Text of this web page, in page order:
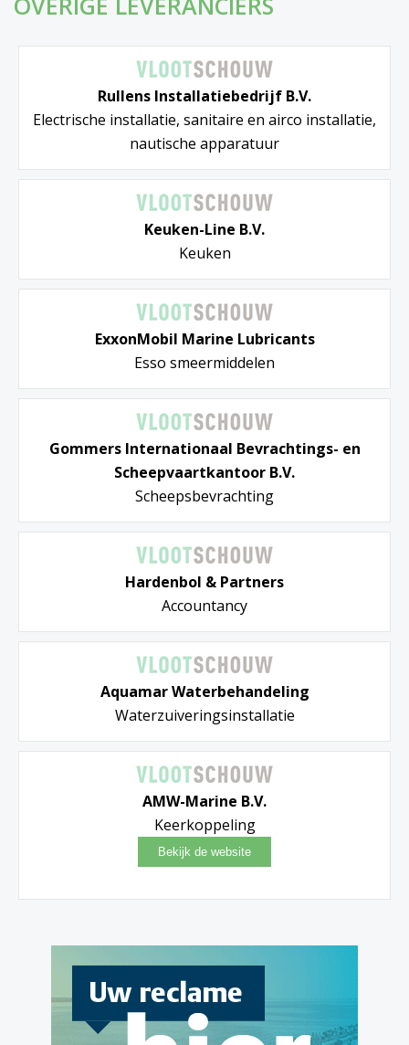
Rullens Installatiebedrijf B.V.
Electrische installatie, sanitaire en airco installatie,
nautische apparatuur
Keuken-Line B.V.
Keuken
ExxonMobil Marine Lubricants
Esso smeermiddelen
Gommers Internationaal Bevrachtings- en
Scheepvaartkantoor B.V.
Scheepsbevrachting
Hardenbol & Partners
Accountancy
Aquamar Waterbehandeling
Waterzuiveringsinstallatie
AMW-Marine B.V.
Keerkoppeling